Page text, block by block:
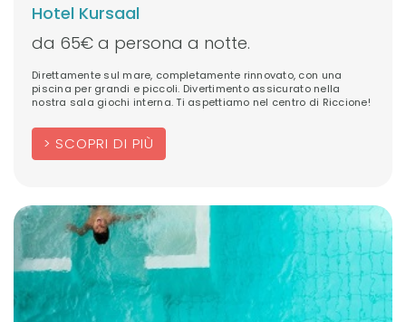
Hotel Kursaal
da 65€ a persona a notte.
Direttamente sul mare, completamente rinnovato, con una
piscina per grandi e piccoli. Divertimento assicurato nella
nostra sala giochi interna. Ti aspettiamo nel centro di Riccione!
SCOPRI DI PIÙ